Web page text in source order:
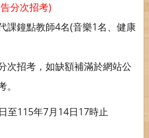
分次招考)
課鐘點教師4名(音樂1名、健康
次招考，如缺額補滿於網站公
。
日至115年7月 14日 17時止